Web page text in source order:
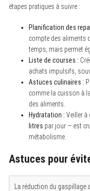
étapes pratiques à suivre :
Planification des
compte des aliments
temps, mais permet
Liste de courses :
achats impulsifs,
Astuces culinaires :
comme la cuisson à
des aliments.
Hydratation : Veiller à
litres par jour — est
métabolisme.
Astuces pour
La réduction du